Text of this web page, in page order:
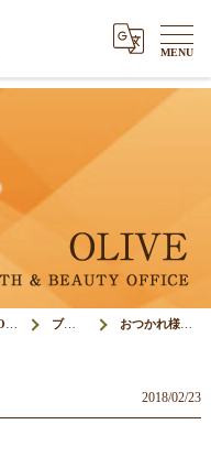
ブログ おつかれ様です
2018/02/23